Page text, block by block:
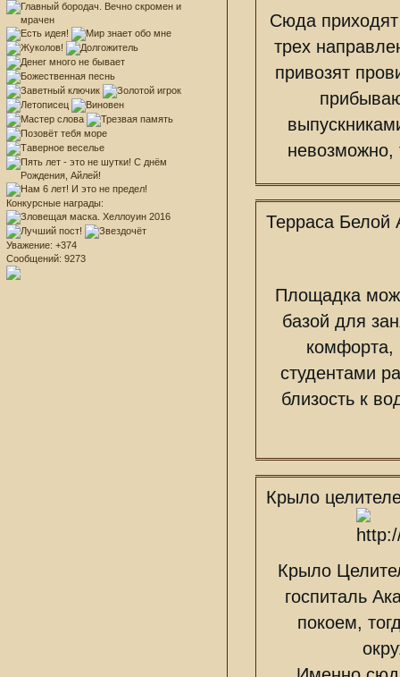
Конкурсные награды:
Уважение: +374
Сообщений: 9273
Сюда
трех
привозят
невозможно,
Терраса Белой
Площадка
базой для
комфорта,
студентами
близость к
Крыло
Крыло
госпиталь
покоем,